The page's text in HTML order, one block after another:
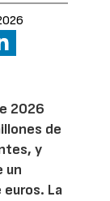
2026
de
y
un
La